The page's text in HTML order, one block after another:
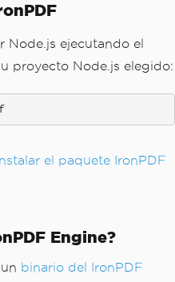
Node.js ejecutando el
proyecto Node.js elegido:
el paquete IronPDF
Engine?
binario del IronPDF